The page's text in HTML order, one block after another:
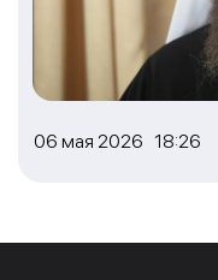
06 мая 2026 18:26